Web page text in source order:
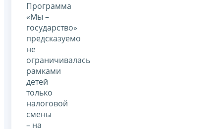
Программа
«Мы –
государство»
предсказуемо
не
ограничивалась
рамками
детей
только
налоговой
смены
– на